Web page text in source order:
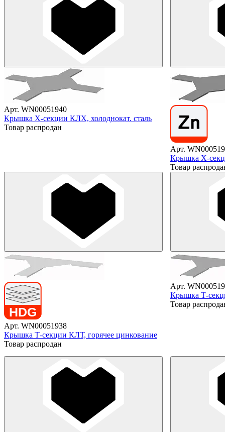
Арт. WN00051940
Крышка X-секции КЛХ, холоднокат. сталь
Товар распродан
Арт.
Крышка X-
Товар
Арт. WN00051938
Крышка Т-секции КЛТ, горячее цинкование
Товар распродан
Арт.
Крышка Т-
Товар